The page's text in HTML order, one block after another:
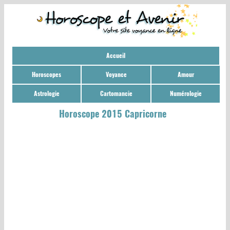
Accueil
Horoscopes Voyance Amour
Astrologie Cartomancie Numérologie
Horoscope 2015 Capricorne